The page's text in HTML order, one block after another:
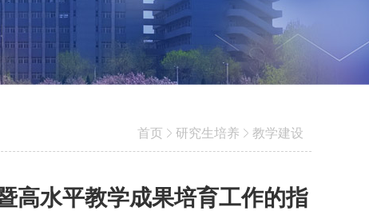
首页 研究生培养 教学建设
高水平教学成果培育工作的指